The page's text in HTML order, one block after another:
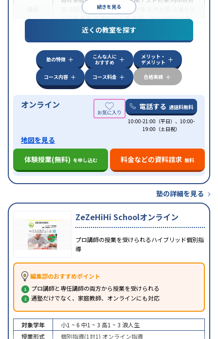
続きを見る
学習習慣の定着国公立大対策
ト対策英検(英語検定)対策英語・英会話特化対策
特徴
中高一貫校生に対応授業の振替可能
学習にPC・タブレットを利用オンライン対応1
科目から受講可能
近くの教室を探す
塾の特徴
こんな人に
おすすめ
メリット・
デメリット
コース内容
コース料金 合格実績
オンライン 電話する 通話料無料
10:00-21:00（平日）、10:00-
19:00（土日祝）
地図を見る
体験授業(無料) を申し込む 料金などの資料請求 無料
塾の詳細を見る
ZeZeHiHi Schoolオンライン
プロ講師の授業を受けられるハイブリッド個別指
導
編集部のおすすめポイント
プロ講師と専任講師の両方から授業を受けられる
通塾だけでなく、家庭教師、オンラインにも対応
対象学年 小1 ~ 6 中1 ~ 3 高1 ~ 3 浪人生
授業形式
個別指導(1対1) オンライン指導